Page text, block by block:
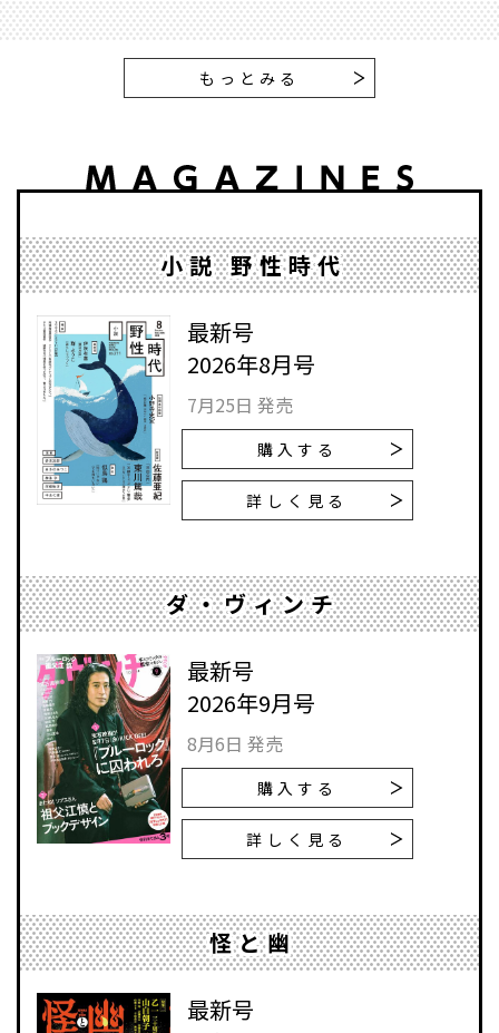
もっとみる
小説 野性時代
最新号
2026年8月号
7月25日 発売
購入する
詳しく見る
ダ・ヴィンチ
最新号
2026年9月号
8月6日 発売
購入する
詳しく見る
怪と幽
最新号